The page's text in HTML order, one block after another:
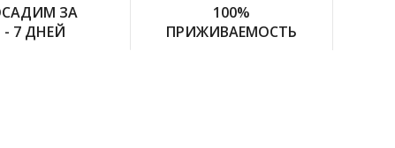
ЗА
- 7 ДНЕЙ
100%
ПРИЖИВАЕМОСТЬ